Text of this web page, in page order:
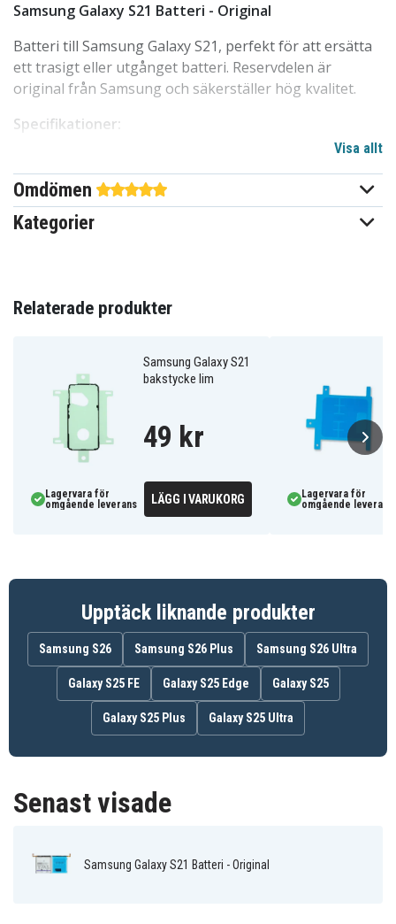
Samsung Galaxy S21 Batteri - Original
Batteri till Samsung Galaxy S21, perfekt för att ersätta
ett trasigt eller utgånget batteri. Reservdelen är
original från Samsung och säkerställer hög kvalitet.
Specifikationer:
Reservdel: Batteri
Original: Ja
Tillverkare
EAN / GTIN
Visa allt
Omdömen
Kategorier
Relaterade produkter
Samsung Galaxy S21
bakstycke lim
49 kr
Lagervara för
omgående leverans
LÄGG I VARUKORG
Lagervara för
omgående leverans
Upptäck liknande produkter
Samsung S26 Samsung S26 Plus Samsung S26 Ultra
Galaxy S25 FE Galaxy S25 Edge Galaxy S25
Galaxy S25 Plus Galaxy S25 Ultra
Senast visade
Samsung Galaxy S21 Batteri - Original